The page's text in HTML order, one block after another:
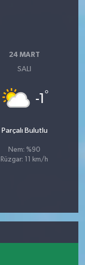
24 MART
SALI
-1 °
Parçalı Bulutlu
Nem: %90
Rüzgar: 11 km/h